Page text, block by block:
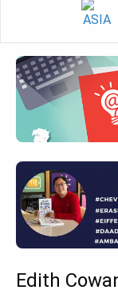
Edith